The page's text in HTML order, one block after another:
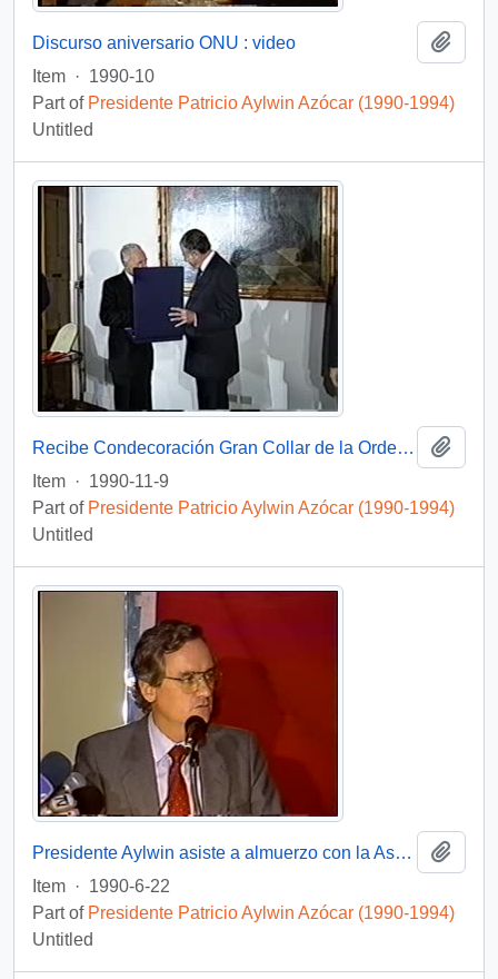
Discurso aniversario ONU : video
Item · 1990-10
Part of Presidente Patricio Aylwin Azócar (1990-1994)
Untitled
Recibe Condecoración Gran Collar de la Orden de Malta : vídeo
Item · 1990-11-9
Part of Presidente Patricio Aylwin Azócar (1990-1994)
Untitled
Presidente Aylwin asiste a almuerzo con la Asociación de Exportadores : video
Item · 1990-6-22
Part of Presidente Patricio Aylwin Azócar (1990-1994)
Untitled